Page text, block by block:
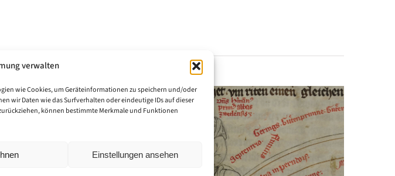
verwalten
wie Cookies, um Geräteinformationen zu speichern und/oder
wir Daten wie das Surfverhalten oder eindeutige IDs auf dieser
können bestimmte Merkmale und Funktionen
Einstellungen ansehen